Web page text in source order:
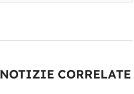
NOTIZIE CORRELATE